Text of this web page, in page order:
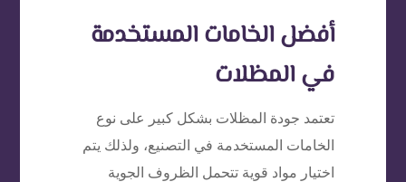
أفضل الخامات المستخدمة
في المظلات
تعتمد جودة المظلات بشكل كبير على نوع
الخامات المستخدمة في التصنيع، ولذلك يتم
اختيار مواد قوية تتحمل الظروف الجوية